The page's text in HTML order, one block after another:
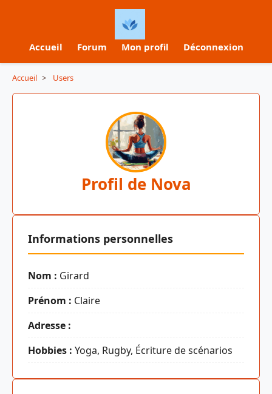
Accueil Forum Mon profil Déconnexion
Accueil > Users
Profil de Nova
Informations personnelles
Nom : Girard
Prénom : Claire
Adresse :
Hobbies : Yoga, Rugby, Écriture de scénarios